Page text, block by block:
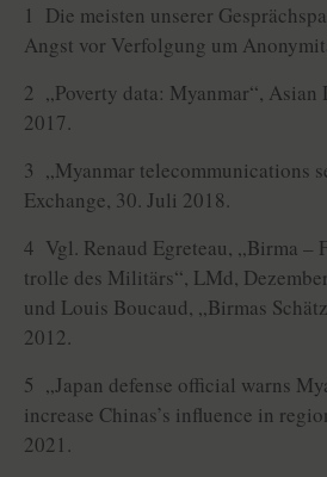
1 Die meisten unserer
Angst vor Verfolgung um
2 „Poverty data: Myanmar“, Asian
2017.
3 „Myanmar telecommunications
Exchange, 30. Juli 2018.
4 Vgl. Renaud Egreteau, „Birma
trolle des Militärs“, LMd,
und Louis Boucaud, „Birmas
2012.
5 „Japan defense official warns
increase Chinas’s influence in
2021.